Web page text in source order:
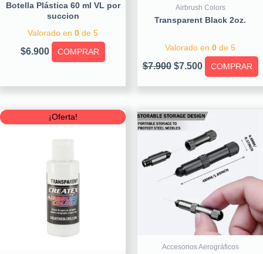
Botella Plástica 60 ml VL por
succion
Valorado en 0 de 5
$6.900 COMPRAR
Airbrush Colors
Transparent Black 2oz.
Valorado en 0 de 5
$7.900 $7.500 COMPRAR
¡Oferta!
Original
price
was:
Current
price
is:
Accesorios Aerográficos